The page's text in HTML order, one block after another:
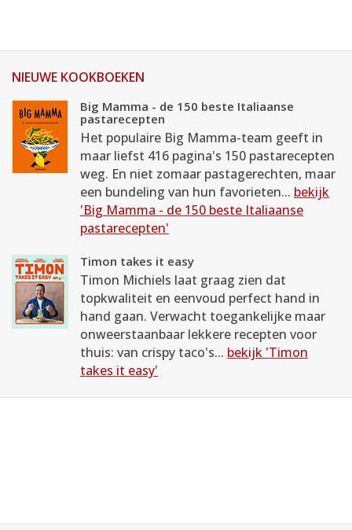
NIEUWE KOOKBOEKEN
Big Mamma - de 150 beste Italiaanse
pastarecepten
Het populaire Big Mamma-team geeft in
maar liefst 416 pagina's 150 pastarecepten
weg. En niet zomaar pastagerechten, maar
een bundeling van hun favorieten... bekijk
'Big Mamma - de 150 beste Italiaanse
pastarecepten'
Timon takes it easy
Timon Michiels laat graag zien dat
topkwaliteit en eenvoud perfect hand in
hand gaan. Verwacht toegankelijke maar
onweerstaanbaar lekkere recepten voor
thuis: van crispy taco's... bekijk 'Timon
takes it easy'